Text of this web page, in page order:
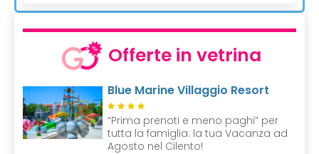
Offerte in vetrina
Blue Marine Villaggio Resort
“Prima prenoti e meno paghi” per
tutta la famiglia: la tua Vacanza ad
Agosto nel Cilento!